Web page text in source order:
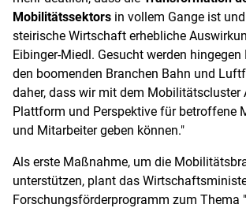
Mobilitätssektors in vollem Gange ist
steirische Wirtschaft erhebliche
Eibinger-Miedl. Gesucht werden
den boomenden Branchen Bahn und
daher, dass wir mit dem Mobilitätscluster
Plattform und Perspektive für betroffene
und Mitarbeiter geben können."
Als erste Maßnahme, um die
unterstützen, plant das
Forschungsförderprogramm zum Thema